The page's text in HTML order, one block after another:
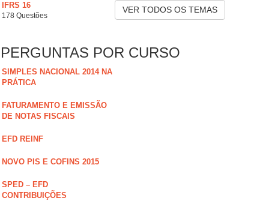
IFRS 16
178 Questões
VER TODOS OS TEMAS
PERGUNTAS POR CURSO
SIMPLES NACIONAL 2014 NA
PRÁTICA
FATURAMENTO E EMISSÃO
DE NOTAS FISCAIS
EFD REINF
NOVO PIS E COFINS 2015
SPED – EFD
CONTRIBUIÇÕES